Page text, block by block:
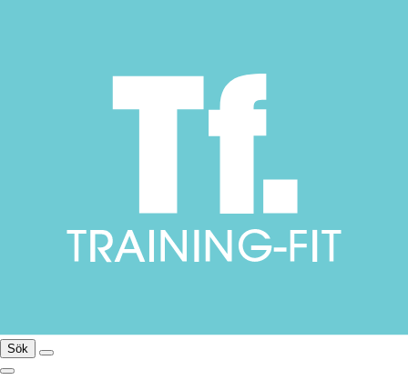
Sök